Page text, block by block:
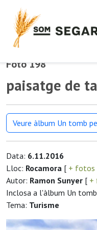
Foto 198
paisatge de
Veure àlbum Un tomb
Data: 6.11.2016
Lloc: Rocamora [ + fotos
Autor: Ramon Sunyer [ +
Inclosa a l'àlbum Un
Tema: Turisme